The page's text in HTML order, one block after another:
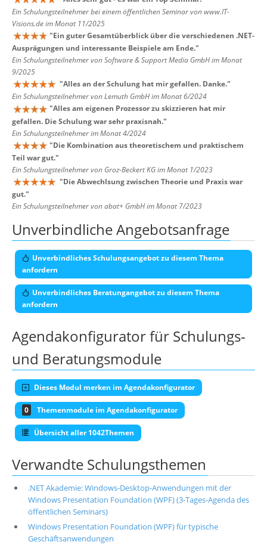
Ein Schulungsteilnehmer bei einem öffentlichen Seminar von www.IT-
Visions.de im Monat 11/2025
"Ein guter Gesamtüberblick über die verschiedenen .NET-
Ausprägungen und interessante Beispiele am Ende."
Ein Schulungsteilnehmer von Software & Support Media GmbH im Monat
9/2025
"Alles an der Schulung hat mir gefallen. Danke."
Ein Schulungsteilnehmer von Lemuth GmbH im Monat 6/2024
"Alles am eigenen Prozessor zu skizzieren hat mir
gefallen. Die Schulung war sehr praxisnah."
Ein Schulungsteilnehmer im Monat 4/2024
"Die Kombination aus theoretischem und praktischem
Teil war gut."
Ein Schulungsteilnehmer von Groz-Beckert KG im Monat 1/2023
"Die Abwechlsung zwischen Theorie und Praxis war
gut."
Ein Schulungsteilnehmer von abat+ GmbH im Monat 7/2023
Unverbindliche Angebotsanfrage
Unverbindliches Schulungsangebot zu diesem Thema
anfordern
Unverbindliches Beratungangebot zu diesem Thema
anfordern
Agendakonfigurator für Schulungs-
und Beratungsmodule
Dieses Modul merken im Agendakonfigurator
0 Themenmodule im Agendakonfigurator
Übersicht aller 1042Themen
Verwandte Schulungsthemen
.NET Akademie: Windows-Desktop-Anwendungen mit der
Windows Presentation Foundation (WPF) (3-Tages-Agenda des
öffentlichen Seminars)
Windows Presentation Foundation (WPF) für typische
Geschäftsanwendungen